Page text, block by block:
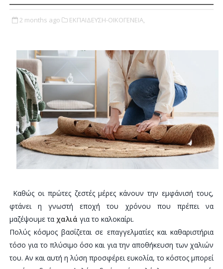
2 months ago ΕΚΠΑΙΔΕΥΣΗ-ΟΙΚΟΓΕΝΕΙΑ,
Καθώς οι πρώτες ζεστές μέρες κάνουν την εμφάνισή τους,
φτάνει η γνωστή εποχή του χρόνου που πρέπει να
μαζέψουμε τα χαλιά για το καλοκαίρι.
Πολύς κόσμος βασίζεται σε επαγγελματίες και καθαριστήρια
τόσο για το πλύσιμο όσο και για την αποθήκευση των χαλιών
του. Αν και αυτή η λύση προσφέρει ευκολία, το κόστος μπορεί